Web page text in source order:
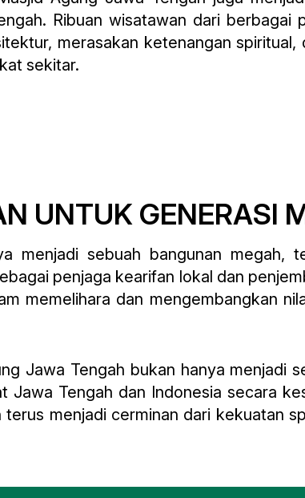
Ribuan wisatawan dari berbagai
merasakan ketenangan spiritual,
sekitar.
UNTUK GENERASI
menjadi sebuah bangunan megah,
penjaga kearifan lokal dan
memelihara dan mengembangkan
Jawa Tengah bukan hanya menjadi
Jawa Tengah dan Indonesia secara
menjadi cerminan dari kekuatan